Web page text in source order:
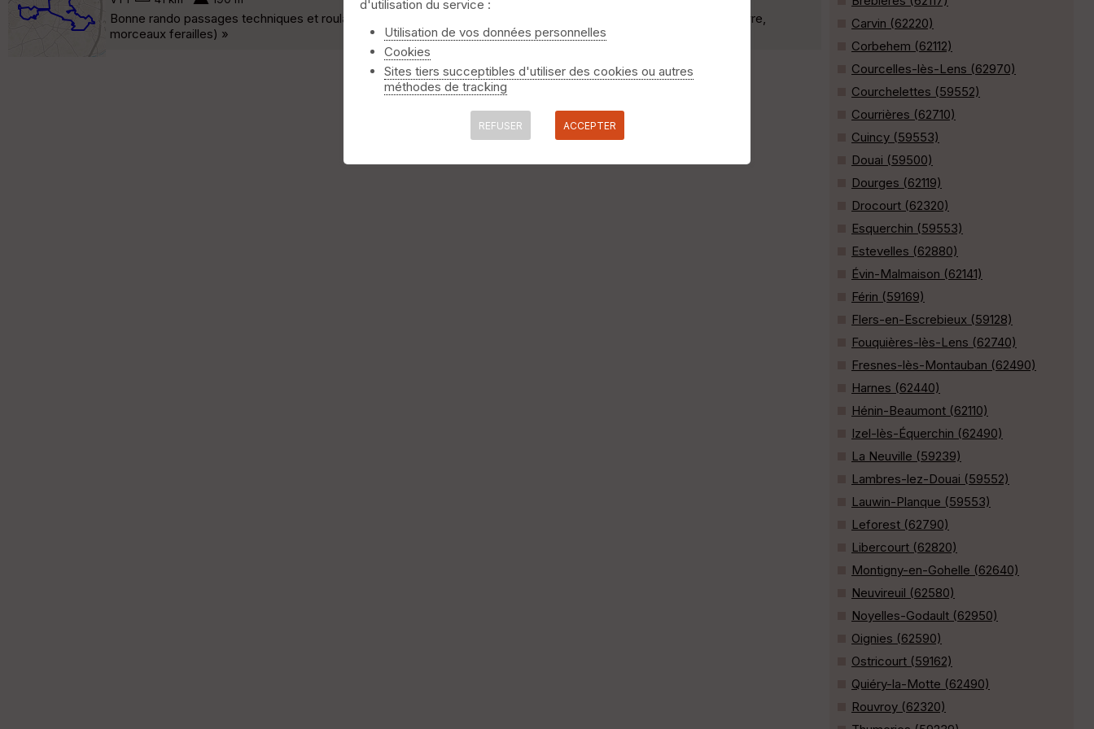
Bonne rando passages techniques et roulants... Attention au crevaisons...beaucoup de detritus sur le parcours (verre,
morceaux ferailles) »
Carvin (62220)
Corbehem (62112)
Courcelles-lès-Lens (62970)
Courchelettes (59552)
Courrières (62710)
Cuincy (59553)
Douai (59500)
Dourges (62119)
Drocourt (62320)
Esquerchin (59553)
Estevelles (62880)
Évin-Malmaison (62141)
Férin (59169)
Flers-en-Escrebieux (59128)
Fouquières-lès-Lens (62740)
Fresnes-lès-Montauban (62490)
Harnes (62440)
Hénin-Beaumont (62110)
Izel-lès-Équerchin (62490)
La Neuville (59239)
Lambres-lez-Douai (59552)
Lauwin-Planque (59553)
Leforest (62790)
Libercourt (62820)
Montigny-en-Gohelle (62640)
Neuvireuil (62580)
Noyelles-Godault (62950)
Oignies (62590)
Ostricourt (59162)
Quiéry-la-Motte (62490)
Rouvroy (62320)
d'utilisation du service :
Utilisation de vos données personnelles
Cookies
Sites tiers succeptibles d'utiliser des cookies ou autres
méthodes de tracking
REFUSER ACCEPTER